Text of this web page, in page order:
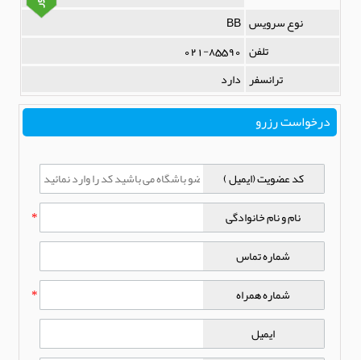
نوع سرویس BB
تلفن 021-85590
ترانسفر دارد
درخواست رزرو
کد عضویت (ایمیل )
نام و نام خانوادگی
*
شماره تماس
شماره همراه
*
ایمیل